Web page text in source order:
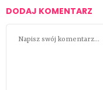
DODAJ KOMENTARZ